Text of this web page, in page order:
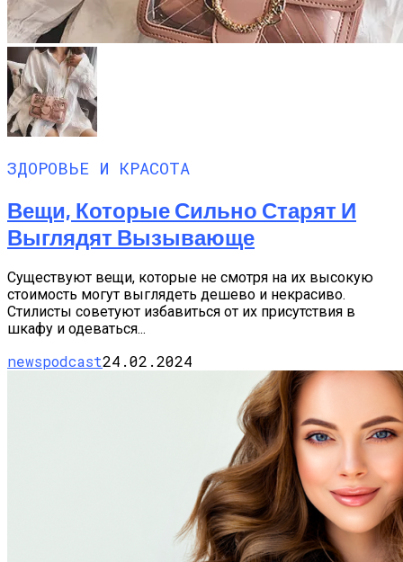
ЗДОРОВЬЕ И КРАСОТА
Вещи, Которые Сильно Старят И
Выглядят Вызывающе
Существуют вещи, которые не смотря на их высокую
стоимость могут выглядеть дешево и некрасиво.
Стилисты советуют избавиться от их присутствия в
шкафу и одеваться...
newspodcast24.02.2024